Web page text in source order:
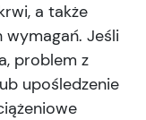
a także
Jeśli
problem z
upośledzenie